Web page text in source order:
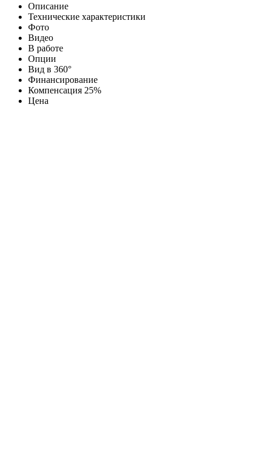
Описание
Технические характеристики
Фото
Видео
В работе
Опции
Вид в 360°
Финансирование
Компенсация 25%
Цена